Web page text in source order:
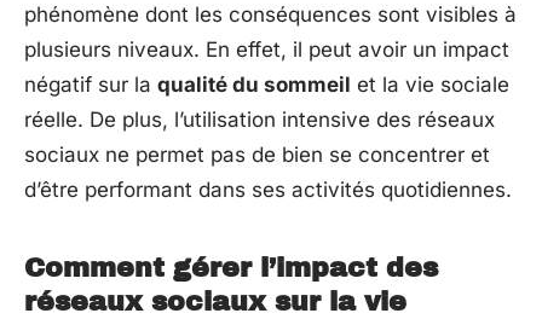
phénomène dont les conséquences sont visibles à
plusieurs niveaux. En effet, il peut avoir un impact
négatif sur la qualité du sommeil et la vie sociale
réelle. De plus, l’utilisation intensive des réseaux
sociaux ne permet pas de bien se concentrer et
d’être performant dans ses activités quotidiennes.
Comment gérer l’impact des
réseaux sociaux sur la vie